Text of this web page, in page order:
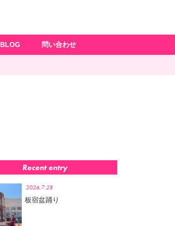
BLOG 問い合わせ
Recent entry
2026.7.28
板宿盆踊り